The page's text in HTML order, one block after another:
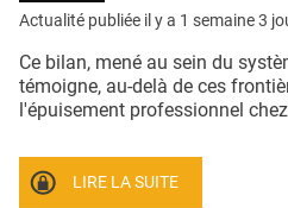
QUI SOMMES-NOUS ?
CONDITIONS GÉNÉRALES
Actualité publiée il y a 1 semaine 3
Ce bilan, mené au sein du
témoigne, au-delà de ces
l'épuisement professionnel
LIRE LA SUITE